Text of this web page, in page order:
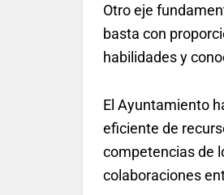
Otro eje
basta con
habilidades y
El Ayuntamiento
eficiente de
competencias de
colaboraciones